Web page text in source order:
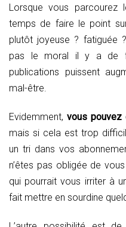
Lorsque vous parcourez
temps de faire le point
plutôt joyeuse ? fatiguée
pas le moral il y a de
publications puissent
mal-être.
Evidemment, vous pouvez
mais si cela est trop
un tri dans vos
n’êtes pas obligée de
qui pourrait vous irriter à
fait mettre en sourdine